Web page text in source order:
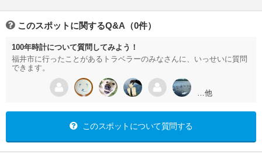
このスポットに関するQ&A（0件）
100年時計について質問してみよう！
福井市に行ったことがあるトラベラーのみなさんに、いっせいに質問
できます。
…他
このスポットについて質問する